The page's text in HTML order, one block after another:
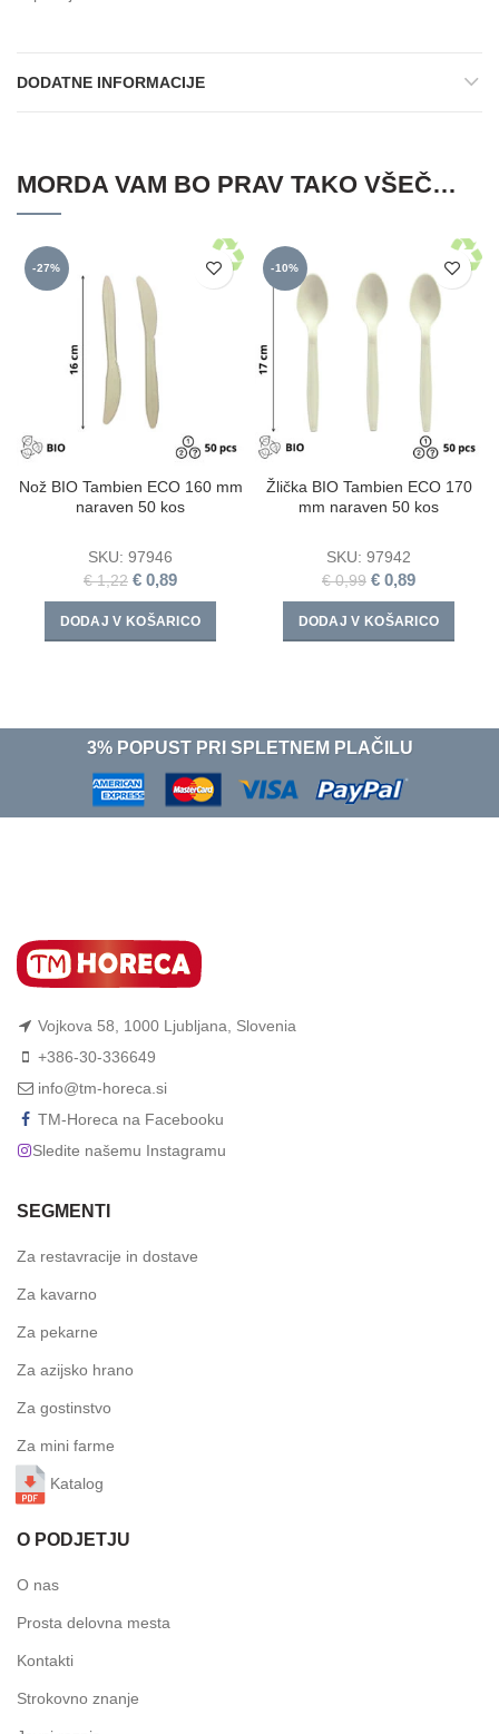
DODATNE INFORMACIJE
MORDA VAM BO PRAV TAKO VŠEČ…
-27%
Nož BIO Tambien ECO 160 mm
naraven 50 kos
SKU: 97946
€1,22 € 0,89
DODAJ V KOŠARICO
-10%
Žlička BIO Tambien ECO 170
mm naraven 50 kos
SKU: 97942
€0,99 € 0,89
DODAJ V KOŠARICO
3% POPUST PRI SPLETNEM PLAČILU
Vojkova 58, 1000 Ljubljana, Slovenia
+386-30-336649
info@tm-horeca.si
TM-Horeca na Facebooku
Sledite našemu Instagramu
SEGMENTI
Za restavracije in dostave
Za kavarno
Za pekarne
Za azijsko hrano
Za gostinstvo
Za mini farme
Katalog
O PODJETJU
O nas
Prosta delovna mesta
Kontakti
Strokovno znanje